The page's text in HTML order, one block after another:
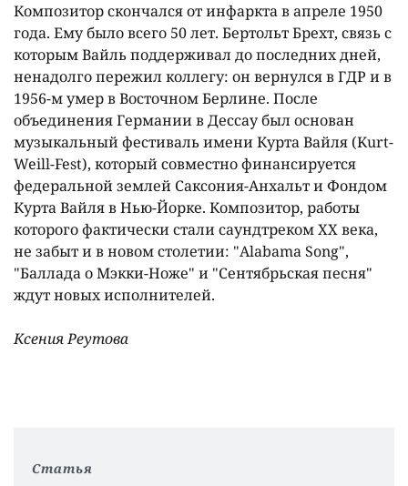
Композитор скончался от инфаркта в апреле 1950
года. Ему было всего 50 лет. Бертольт Брехт, связь с
которым Вайль поддерживал до последних дней,
ненадолго пережил коллегу: он вернулся в ГДР и в
1956-м умер в Восточном Берлине. После
объединения Германии в Дессау был основан
музыкальный фестиваль имени Курта Вайля (Kurt-
Weill-Fest), который совместно финансируется
федеральной землей Саксония-Анхальт и Фондом
Курта Вайля в Нью-Йорке. Композитор, работы
которого фактически стали саундтреком XX века,
не забыт и в новом столетии: "Alabama Song",
"Баллада о Мэкки-Ноже" и "Сентябрьская песня"
ждут новых исполнителей.
Ксения Реутова
Статья